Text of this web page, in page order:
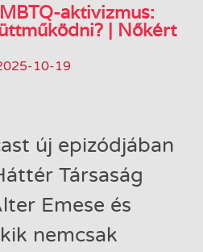
aktivizmus:
| Nőkért
10-19
új epizódjában
Társaság
Emese és
nemcsak